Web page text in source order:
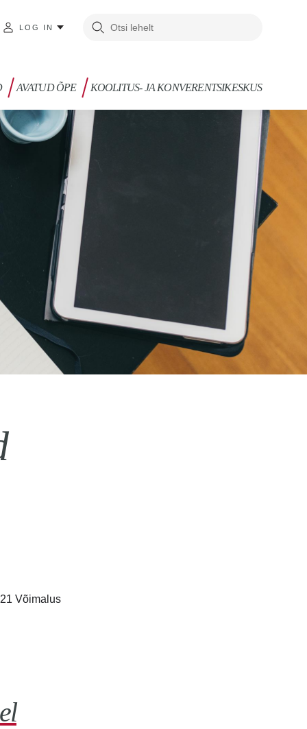
LOG IN
AVATUD ÕPE KOOLITUS- JA KONVERENTSIKESKUS
Võimalus